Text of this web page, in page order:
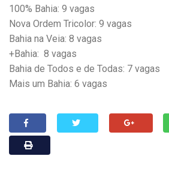
100% Bahia: 9 vagas
Nova Ordem Tricolor: 9 vagas
Bahia na Veia: 8 vagas
+Bahia: 8 vagas
Bahia de Todos e de Todas: 7 vagas
Mais um Bahia: 6 vagas